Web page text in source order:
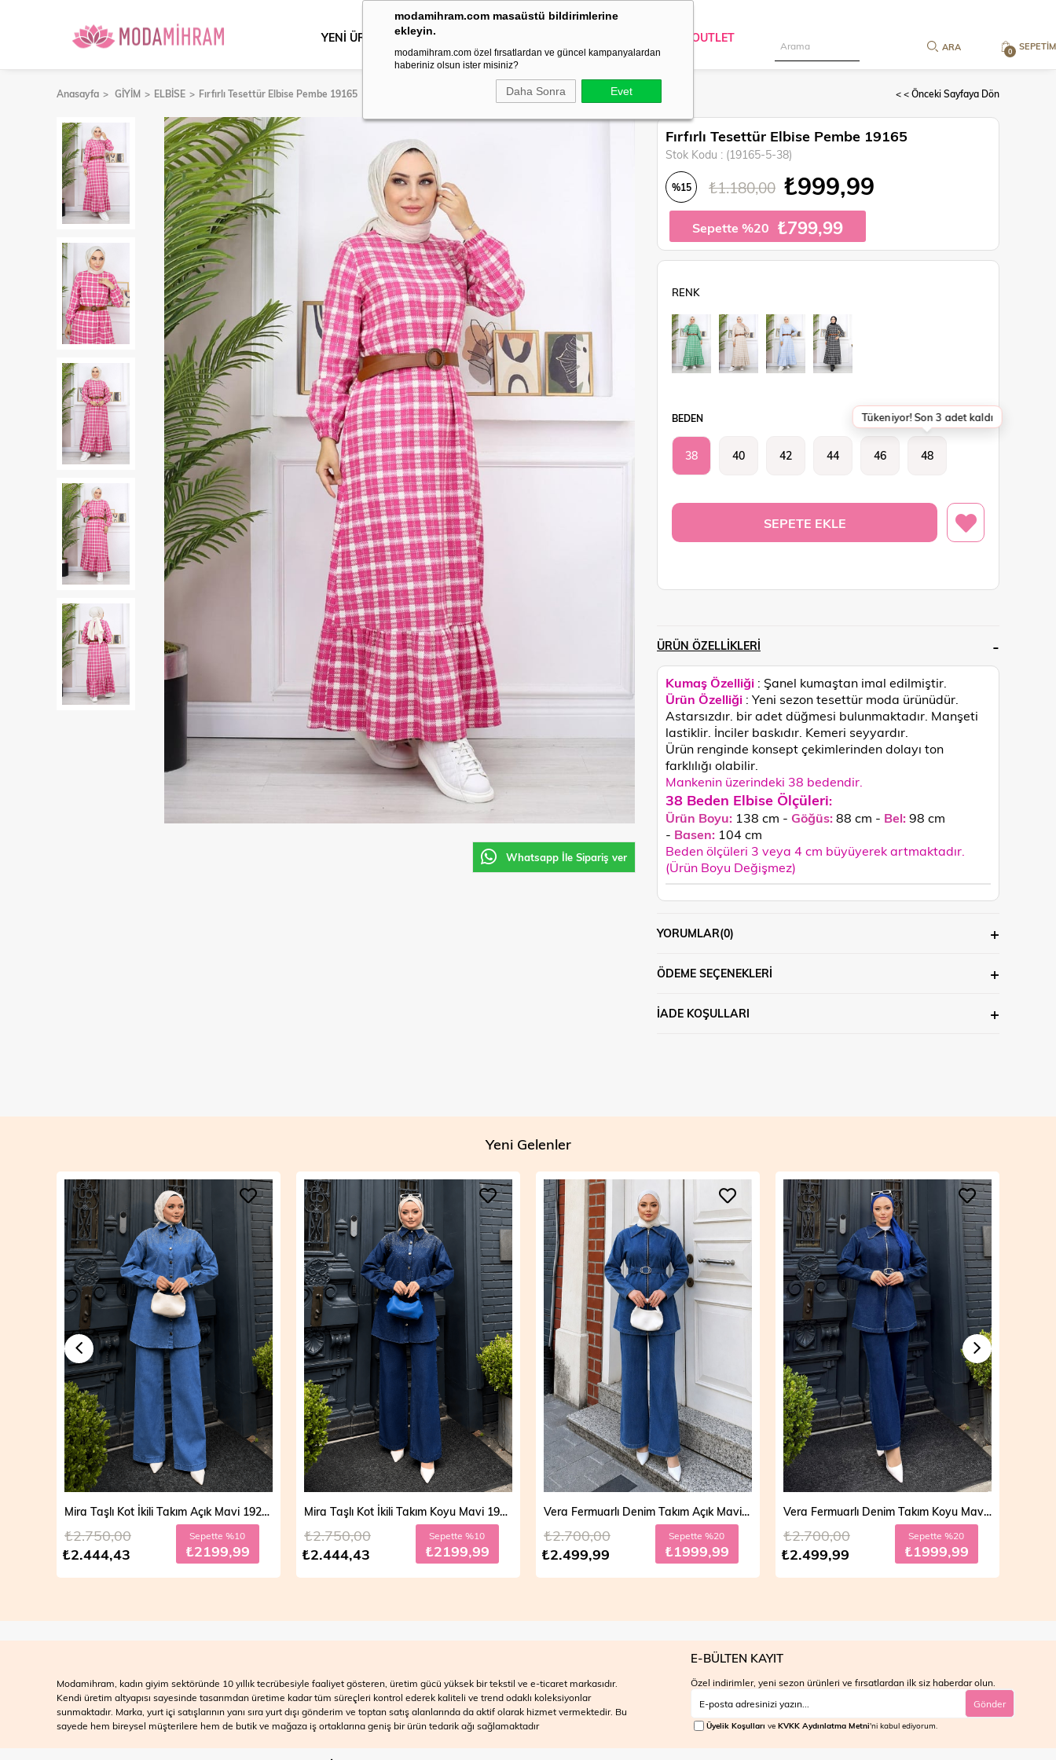
modamihram.com masaüstü bildirimlerine
ekleyin.
modamihram.com özel fırsatlardan ve güncel kampanyalardan
haberiniz olsun ister misiniz?
Daha Sonra Evet
SEPETIM
0
YENİ ÜRÜNLER DIŞ GİYİM OUTLET
Anasayfa GİYİM ELBİSE Fırfırlı Tesettür Elbise Pembe 19165 < < Önceki Sayfaya Dön
Whatsapp İle Sipariş ver
Fırfırlı Tesettür Elbise Pembe 19165
Stok Kodu (19165-5-38)
%15 ₺1.180,00 ₺999,99
Sepette %20 ₺799,99
BEDEN
38 40 42 44 46 48
ÜRÜN ÖZELLIKLERI
Kumaş Özelliği : Şanel kumaştan imal edilmiştir.
Ürün Özelliği : Yeni sezon tesettür moda ürünüdür.
Astarsızdır. bir adet düğmesi bulunmaktadır. Manşeti
lastiklir. İnciler baskıdır. Kemeri seyyardır.
Ürün renginde konsept çekimlerinden dolayı ton
farklılığı olabilir.
Mankenin üzerindeki 38 bedendir.
38 Beden Elbise Ölçüleri:
Ürün Boyu: 138 cm - Göğüs:88 cm - Bel:98 cm
- Basen: 104 cm
Beden ölçüleri 3 veya 4 cm büyüyerek artmaktadır.
(Ürün Boyu Değişmez)
YORUMLAR(0)
ÖDEME SEÇENEKLERI
İADE KOŞULLARI
Yeni Gelenler
Mira Taşlı Kot İkili Takım Koyu Mavi 19286
₺2.444,43
₺2.750,00 Sepette %10
₺2199,99
Vera Fermuarlı Denim Takım Açık Mavi 19298
₺2.499,99
₺2.700,00 Sepette %20
₺1999,99
Vera Fermuarlı Denim Takım Koyu Mavi 19298
₺2.499,99
₺2.700,00 Sepette %20
₺1999,99
Mila Çift Düğmeli Kot Trençkot Açık Mavi 19290
₺3.999,99
₺4.700,00 Sepette %30
₺2799,99
Modamihram, kadın giyim sektöründe 10 yıllık tecrübesiyle faaliyet gösteren, üretim gücü yüksek bir tekstil ve e-ticaret markasıdır.
Kendi üretim altyapısı sayesinde tasarımdan üretime kadar tüm süreçleri kontrol ederek kaliteli ve trend odaklı koleksiyonlar
sunmaktadır. Marka, yurt içi satışlarının yanı sıra yurt dışı gönderim ve toptan satış alanlarında da aktif olarak hizmet vermektedir. Bu
sayede hem bireysel müşterilere hem de butik ve mağaza iş ortaklarına geniş bir ürün tedarik ağı sağlamaktadır
E-BÜLTEN KAYIT
Özel indirimler, yeni sezon ürünleri ve fırsatlardan ilk siz haberdar olun.
Gönder
Üyelik Koşulları ve KVKK Aydınlatma Metni'ni kabul ediyorum.
Tükeniyor! Son 3 adet kaldı